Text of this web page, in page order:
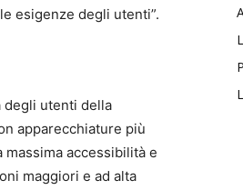
esigenze degli utenti”.
degli utenti della
apparecchiature più
accessibilità e
maggiori e ad alta